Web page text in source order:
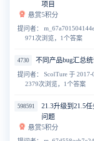
项目
悬赏5积分
提问者：
971次浏览，1个答案
4730 不同产品bug汇总
提问者： ScolTure 于 2017-
2379次浏览，1个答案
598591
21.3升级到21.5
问题
悬赏5积分